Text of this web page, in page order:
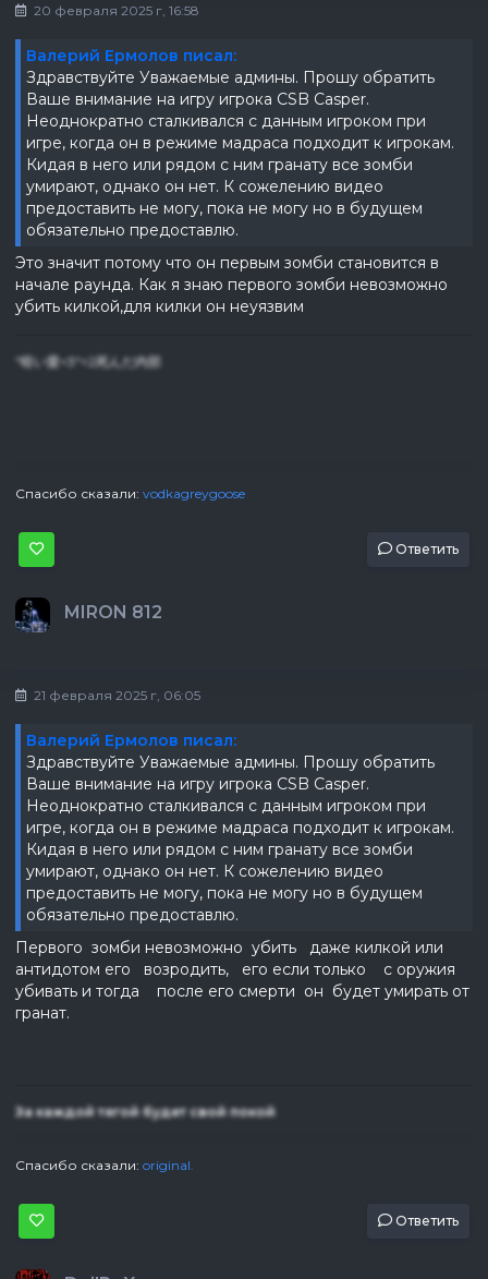
20 февраля 2025 г, 16:58
Валерий Ермолов писал:
Здравствуйте Уважаемые админы. Прошу обратить
Ваше внимание на игру игрока CSB Casper.
Неоднократно сталкивался с данным игроком при
игре, когда он в режиме мадраса подходит к игрокам.
Кидая в него или рядом с ним гранату все зомби
умирают, однако он нет. К сожелению видео
предоставить не могу, пока не могу но в будущем
обязательно предоставлю.
Это значит потому что он первым зомби становится в
начале раунда. Как я знаю первого зомби невозможно
убить килкой,для килки он неуязвим
"暗い愛<3"=2死んだ内部
Спасибо сказали: vodkagreygoose
Ответить
MIRON 812
21 февраля 2025 г, 06:05
Валерий Ермолов писал:
Здравствуйте Уважаемые админы. Прошу обратить
Ваше внимание на игру игрока CSB Casper.
Неоднократно сталкивался с данным игроком при
игре, когда он в режиме мадраса подходит к игрокам.
Кидая в него или рядом с ним гранату все зомби
умирают, однако он нет. К сожелению видео
предоставить не могу, пока не могу но в будущем
обязательно предоставлю.
Первого зомби невозможно убить даже килкой или
антидотом его возродить, его если только с оружия
убивать и тогда после его смерти он будет умирать от
гранат.
За каждой тягой будет свой покой
Спасибо сказали: original.
Ответить